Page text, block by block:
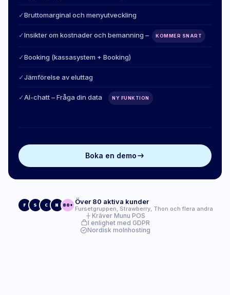
✓Bruttomarginal och menyutveckling
✓Insikter om kostnader och bemanning – KOMMER SNART
✓Booking (kassasystem + Booking)
✓Jämförelse av eluttag
✓AI-chatt – Fråga din data NY FUNKTION
Boka en demo
F S C N 80+ Över 80 aktiva kunder
Fursetgruppen, Strawberry, Thon och flera andra
Kräver Munu POS
I enlighet med GDPR
Nordisk molnhosting